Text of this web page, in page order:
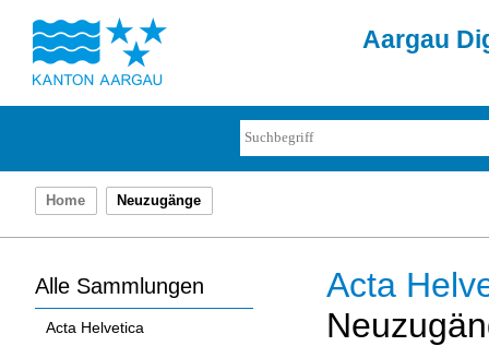
Aargau
Home Neuzugänge
Alle Sammlungen
Acta Helvetica
Acta